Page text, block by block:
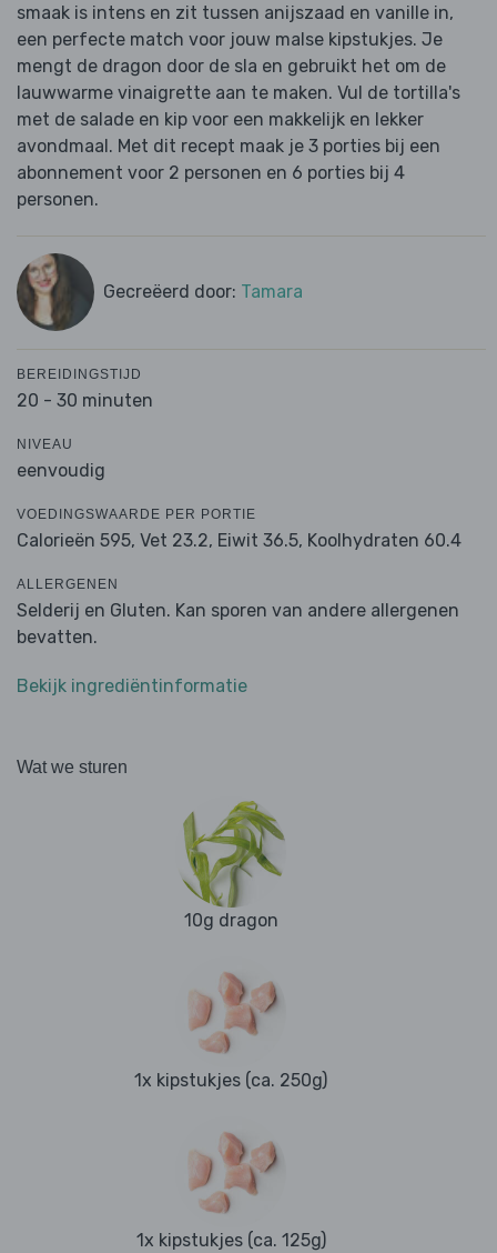
smaak is intens en zit tussen anijszaad en vanille in,
een perfecte match voor jouw malse kipstukjes. Je
mengt de dragon door de sla en gebruikt het om de
lauwwarme vinaigrette aan te maken. Vul de tortilla's
met de salade en kip voor een makkelijk en lekker
avondmaal. Met dit recept maak je 3 porties bij een
abonnement voor 2 personen en 6 porties bij 4
personen.
Gecreëerd door: Tamara
BEREIDINGSTIJD
20 - 30 minuten
NIVEAU
eenvoudig
VOEDINGSWAARDE PER PORTIE
Calorieën 595, Vet 23.2, Eiwit 36.5, Koolhydraten 60.4
ALLERGENEN
Selderij en Gluten. Kan sporen van andere allergenen
bevatten.
Bekijk ingrediëntinformatie
Wat we sturen
10g dragon
1x kipstukjes (ca. 250g)
1x kipstukjes (ca. 125g)